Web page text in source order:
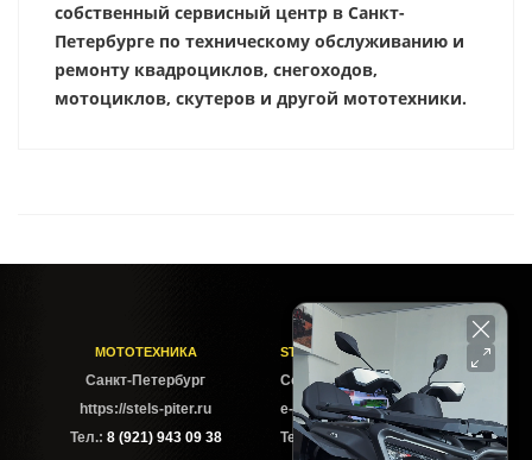
собственный сервисный центр в Санкт-
Петербурге по техническому обслуживанию и
ремонту квадроциклов, снегоходов,
мотоциклов, скутеров и другой мототехники.
МОТОТЕХНИКА
Cанкт-Петербург
https://stels-piter.ru
Тел.: 8 (921) 943 09 38
STELS-PITER СОФИЙСКАЯ
Софийская ул. 6Б
e-mail: sales@stels-piter.ru
Тел.:8 (921) 943 09 38